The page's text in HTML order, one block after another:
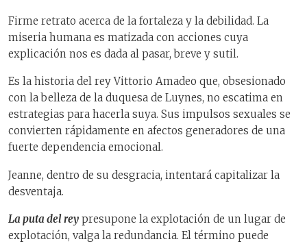
Firme retrato acerca de la fortaleza y la debilidad. La
miseria humana es matizada con acciones cuya
explicación nos es dada al pasar, breve y sutil.
Es la historia del rey Vittorio Amadeo que, obsesionado
con la belleza de la duquesa de Luynes, no escatima en
estrategias para hacerla suya. Sus impulsos sexuales se
convierten rápidamente en afectos generadores de una
fuerte dependencia emocional.
Jeanne, dentro de su desgracia, intentará capitalizar la
desventaja.
La puta del rey presupone la explotación de un lugar de
explotación, valga la redundancia. El término puede